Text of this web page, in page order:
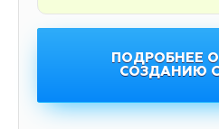
ПОДРОБНЕЕ
СОЗДАНИЮ